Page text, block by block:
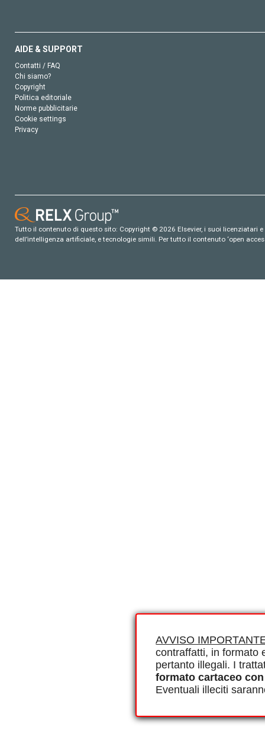
AVVISO
contraffatti, in formato
pertanto illegali. I
formato cartaceo
Eventuali illeciti
AIDE & SUPPORT
Contatti / FAQ
Chi siamo?
Copyright
Politica editoriale
Norme pubblicitarie
Cookie settings
Privacy
Tutto il contenuto di questo sito: Copyright © 2026 Elsevier, i suoi
dell’intelligenza artificiale, e tecnologie simili. Per tutto il contenuto ‘open